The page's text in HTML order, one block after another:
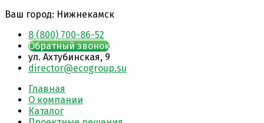
Ваш город: Нижнекамск
8 (800) 700-86-52
Обратный звонок
ул. Ахтубинская, 9
director@ecogroup.su
Главная
О компании
Каталог